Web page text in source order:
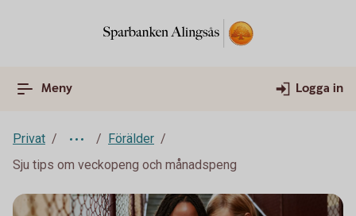
Meny Logga in
Privat
Förälder
Sju tips om veckopeng och månadspeng